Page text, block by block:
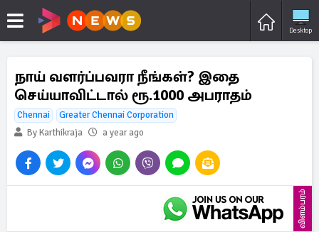
Desktop
நாய் வளர்ப்பவரா நீங்கள்? இதை
செய்யாவிட்டால் ரூ.1000 அபராதம்
Chennai
Greater Chennai Corporation
By Karthikraja
a year ago
விளம்பரம்